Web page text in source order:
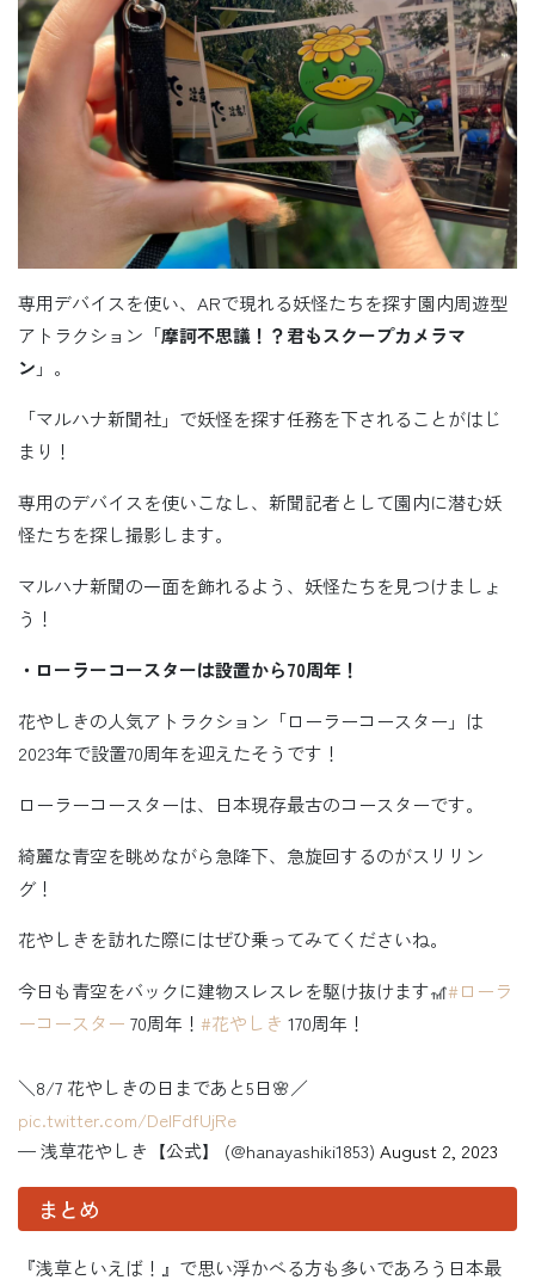
専用デバイスを使い、ARで現れる妖怪たちを探す園内周遊型
アトラクション「摩訶不思議！？君もスクープカメラマ
ン 」。
「マルハナ新聞社」で妖怪を探す任務を下されることがはじ
まり！
専用のデバイスを使いこなし、新聞記者として園内に潜む妖
怪たちを探し撮影します。
マルハナ新聞の一面を飾れるよう、妖怪たちを見つけましょ
う！
・ローラーコースターは設置から70周年！
花やしきの人気アトラクション「ローラーコースター」は
2023年で設置70周年を迎えたそうです！
ローラーコースターは、日本現存最古のコースターです。
綺麗な青空を眺めながら急降下、急旋回するのがスリリン
グ！
花やしきを訪れた際にはぜひ乗ってみてくださいね。
今日も青空をバックに建物スレスレを駆け抜けます🎢#ローラ
ーコースター 70周年！ #花やしき 170周年！
＼8/7 花やしきの日まであと5日🌸／
pic.twitter.com/DeIFdfUjRe
— 浅草花やしき【公式】 (@hanayashiki1853) August 2, 2023
まとめ
『浅草といえば！』で思い浮かべる方も多いであろう日本最